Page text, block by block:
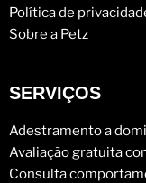
Política de
Sobre a Petz
SERVIÇOS
Adestramento a
Avaliação gratuita
Consulta